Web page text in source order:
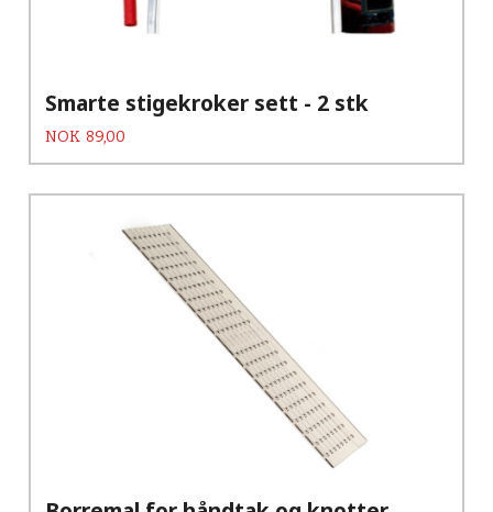
Smarte stigekroker sett - 2 stk
Pris
NOK 89,00